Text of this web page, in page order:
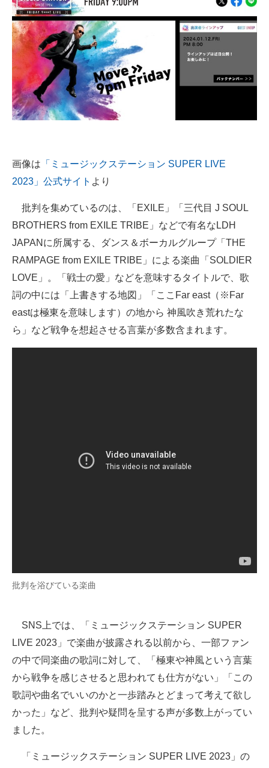
AI活用のいまが分かる
企業ITのトレンドを詳説
経営リーダーのコミュニティ
マーケ×ITの今がよく分かる
ITエンジニア向け専門サイト
モノづくり技術者専門サイト
電子設計の基本と応用
エネルギーの専門メディア
建設×テクノロジーの最前線
画像は 「ミュージックステーション SUPER LIVE
2023」公式サイト より
批判を集めているのは、「EXILE」「三代目 J SOUL
BROTHERS from EXILE TRIBE」などで有名なLDH
JAPANに所属する、ダンス＆ボーカルグループ「THE
RAMPAGE from EXILE TRIBE」による楽曲「SOLDIER
LOVE」。「戦士の愛」などを意味するタイトルで、歌
詞の中には「上書きする地図」「ここFar east（※Far
eastは極東を意味します）の地から 神風吹き荒れたな
ら」など戦争を想起させる言葉が多数含まれます。
批判を浴びている楽曲
SNS上では、「ミュージックステーション SUPER
LIVE 2023」で楽曲が披露される以前から、一部ファン
の中で同楽曲の歌詞に対して、「極東や神風という言葉
から戦争を感じさせると思われても仕方がない」「この
歌詞や曲名でいいのかと一歩踏みとどまって考えて欲し
かった」など、批判や疑問を呈する声が多数上がってい
ました。
「ミュージックステーション SUPER LIVE 2023」の